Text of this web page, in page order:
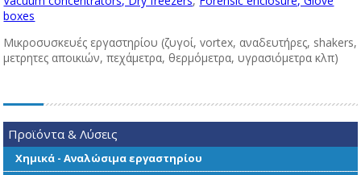
boxes
Μικροσυσκευές εργαστηρίου (ζυγοί, vortex, αναδευτήρες, shakers,
μετρητες αποικιών, πεχάμετρα, θερμόμετρα, υγρασιόμετρα κλπ)
Προϊόντα & Λύσεις
Χημικά - Αναλώσιμα εργαστηρίου